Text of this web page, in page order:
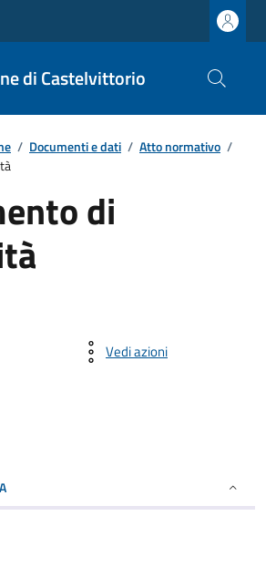
di Castelvittorio
/ Documenti e dati / Atto normativo /
di
Vedi azioni